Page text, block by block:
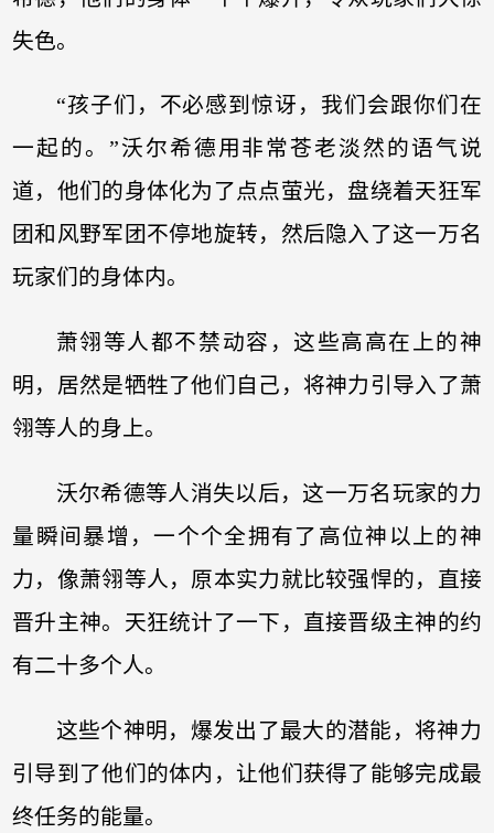
失色。
“孩子们，不必感到惊讶，我们会跟你们在
一起的。”沃尔希德用非常苍老淡然的语气说
道，他们的身体化为了点点萤光，盘绕着天狂军
团和风野军团不停地旋转，然后隐入了这一万名
玩家们的身体内。
萧翎等人都不禁动容，这些高高在上的神
明，居然是牺牲了他们自己，将神力引导入了萧
翎等人的身上。
沃尔希德等人消失以后，这一万名玩家的力
量瞬间暴增，一个个全拥有了高位神以上的神
力，像萧翎等人，原本实力就比较强悍的，直接
晋升主神。天狂统计了一下，直接晋级主神的约
有二十多个人。
这些个神明，爆发出了最大的潜能，将神力
引导到了他们的体内，让他们获得了能够完成最
终任务的能量。